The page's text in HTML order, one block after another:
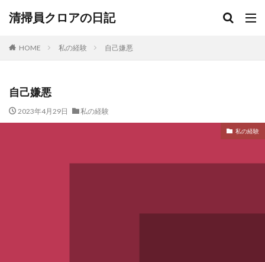
清掃員クロアの日記
HOME 私の経験 自己嫌悪
自己嫌悪
2023年4月29日 私の経験
私の経験